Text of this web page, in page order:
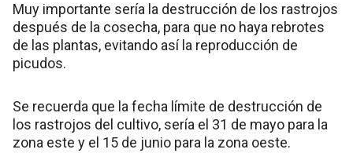
Muy importante sería la destrucción de los rastrojos
después de la cosecha, para que no haya rebrotes
de las plantas, evitando así la reproducción de
picudos.
Se recuerda que la fecha límite de destrucción de
los rastrojos del cultivo, sería el 31 de mayo para la
zona este y el 15 de junio para la zona oeste.